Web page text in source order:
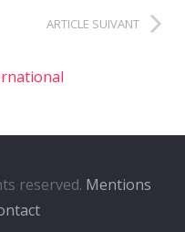
ARTICLE SUIVANT
reserved. Mentions